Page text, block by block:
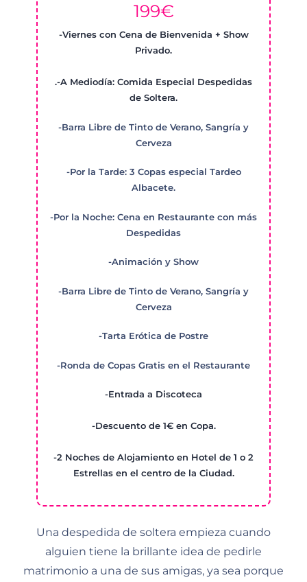
199€
-Viernes con Cena de Bienvenida + Show
Privado.
.-A Mediodía: Comida Especial Despedidas
de Soltera.
-Barra Libre de Tinto de Verano, Sangría y
Cerveza
-Por la Tarde: 3 Copas especial Tardeo
Albacete.
-Por la Noche: Cena en Restaurante con más
Despedidas
-Animación y Show
-Barra Libre de Tinto de Verano, Sangría y
Cerveza
-Tarta Erótica de Postre
-Ronda de Copas Gratis en el Restaurante
-Entrada a Discoteca
-Descuento de 1€ en Copa.
-2 Noches de Alojamiento en Hotel de 1 o 2
Estrellas en el centro de la Ciudad.
Una despedida de soltera empieza cuando
alguien tiene la brillante idea de pedirle
matrimonio a una de sus amigas, ya sea porque